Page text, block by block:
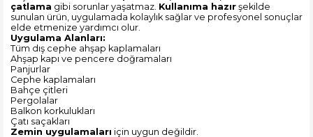
çatlama gibi sorunlar yaşatmaz. Kullanıma hazır şekilde
sunulan ürün, uygulamada kolaylık sağlar ve profesyonel sonuçlar
elde etmenize yardımcı olur.
Uygulama Alanları:
Tüm dış cephe ahşap kaplamaları
Ahşap kapı ve pencere doğramaları
Panjurlar
Cephe kaplamaları
Bahçe çitleri
Pergolalar
Balkon korkulukları
Çatı saçakları
Zemin uygulamaları için uygun değildir.